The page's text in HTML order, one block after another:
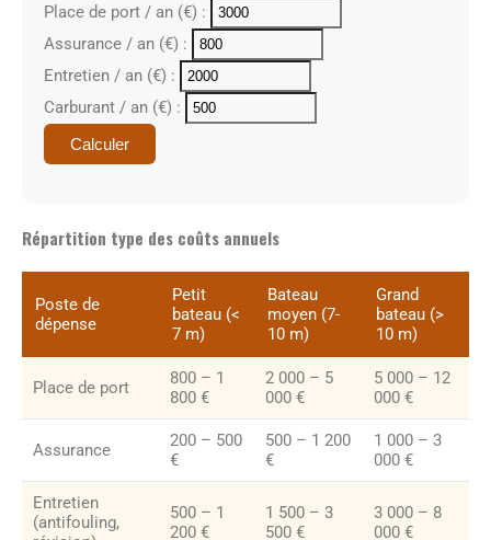
Place de port / an (€) :
Assurance / an (€) :
Entretien / an (€) :
Carburant / an (€) :
Calculer
Répartition type des coûts annuels
Poste de
dépense
Petit
bateau (<
7 m)
Bateau
moyen (7-
10 m)
Grand
bateau (>
10 m)
Place de port
800 – 1
800 €
2 000 – 5
000 €
5 000 – 12
000 €
Assurance
200 – 500
€
500 – 1 200
€
1 000 – 3
000 €
Entretien
(antifouling,
500 – 1
200 €
1 500 – 3
500 €
3 000 – 8
000 €